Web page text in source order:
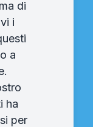
di
i
a
ha
per